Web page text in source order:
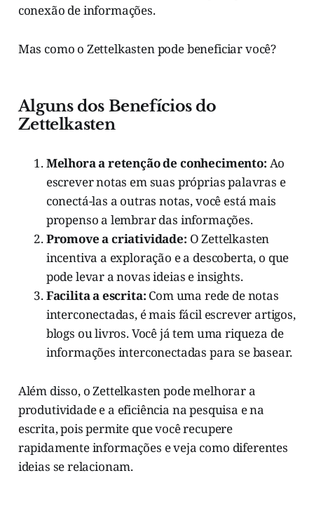
conexão de informações.
Mas como o Zettelkasten pode beneficiar você?
Alguns dos Benefícios do
Zettelkasten
Melhora a retenção de conhecimento: Ao
escrever notas em suas próprias palavras e
conectá-las a outras notas, você está mais
propenso a lembrar das informações.
Promove a criatividade: O Zettelkasten
incentiva a exploração e a descoberta, o que
pode levar a novas ideias e insights.
Facilita a escrita: Com uma rede de notas
interconectadas, é mais fácil escrever artigos,
blogs ou livros. Você já tem uma riqueza de
informações interconectadas para se basear.
Além disso, o Zettelkasten pode melhorar a
produtividade e a eficiência na pesquisa e na
escrita, pois permite que você recupere
rapidamente informações e veja como diferentes
ideias se relacionam.